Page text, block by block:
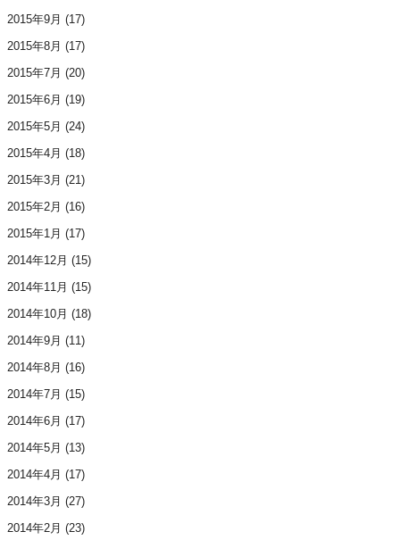
2015年9月 (17)
2015年8月 (17)
2015年7月 (20)
2015年6月 (19)
2015年5月 (24)
2015年4月 (18)
2015年3月 (21)
2015年2月 (16)
2015年1月 (17)
2014年12月 (15)
2014年11月 (15)
2014年10月 (18)
2014年9月 (11)
2014年8月 (16)
2014年7月 (15)
2014年6月 (17)
2014年5月 (13)
2014年4月 (17)
2014年3月 (27)
2014年2月 (23)